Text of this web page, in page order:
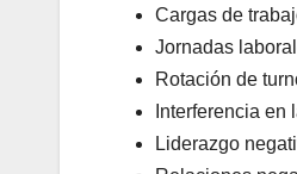
Cargas de
Jornadas
Rotación de
Interferencia en
Liderazgo